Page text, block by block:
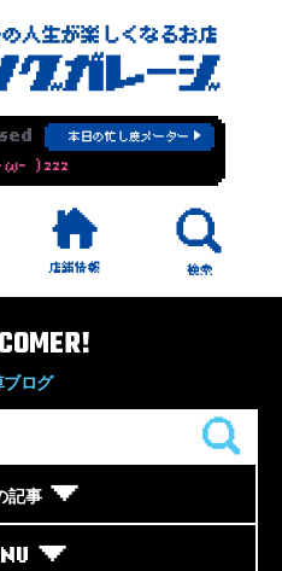
本日の忙し度メーター
-ω- )zzz
ブログ
記事